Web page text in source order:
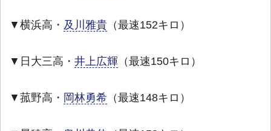
▼横浜高・ 及川雅貴 （最速152キロ）
▼日大三高・ 井上広輝 （最速150キロ）
▼菰野高・ 岡林勇希 （最速148キロ）